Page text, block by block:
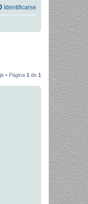
Identificarse
• Página 1 de 1